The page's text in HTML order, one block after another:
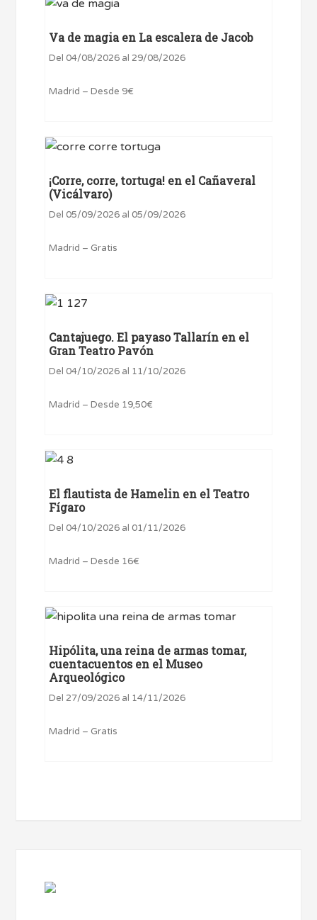
Va de magia en La escalera de Jacob
Del 04/08/2026 al 29/08/2026
Madrid – Desde 9€
¡Corre, corre, tortuga! en el Cañaveral
(Vicálvaro)
Del 05/09/2026 al 05/09/2026
Madrid – Gratis
Cantajuego. El payaso Tallarín en el
Gran Teatro Pavón
Del 04/10/2026 al 11/10/2026
Madrid – Desde 19,50€
El flautista de Hamelin en el Teatro
Fígaro
Del 04/10/2026 al 01/11/2026
Madrid – Desde 16€
Hipólita, una reina de armas tomar,
cuentacuentos en el Museo
Arqueológico
Del 27/09/2026 al 14/11/2026
Madrid – Gratis